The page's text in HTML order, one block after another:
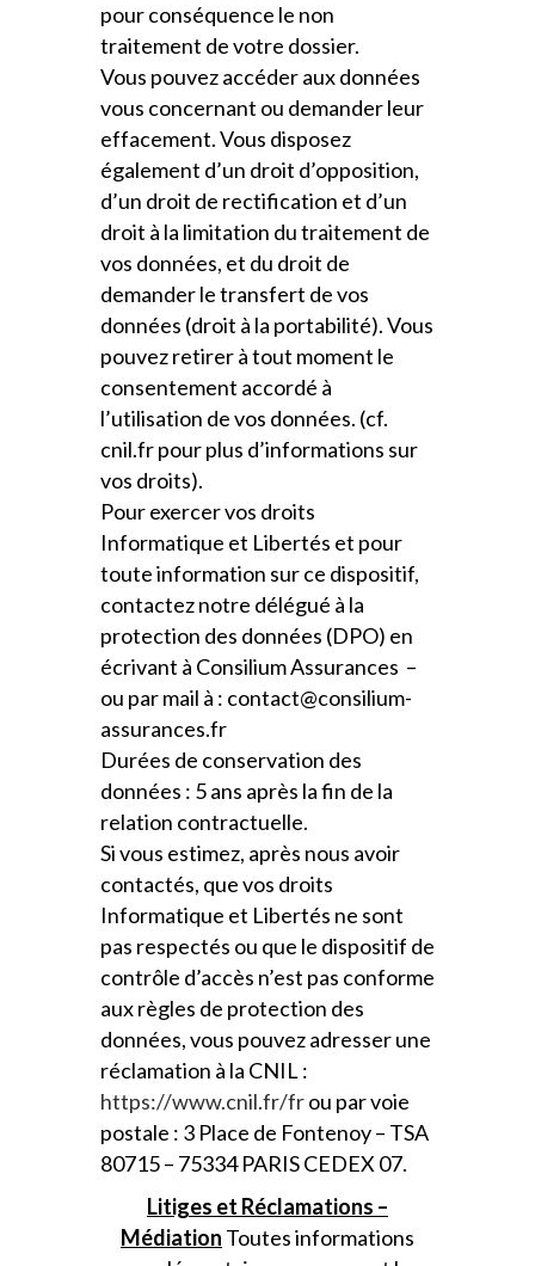
pour conséquence le non
traitement de votre dossier.
Vous pouvez accéder aux données
vous concernant ou demander leur
effacement. Vous disposez
également d’un droit d’opposition,
d’un droit de rectification et d’un
droit à la limitation du traitement de
vos données, et du droit de
demander le transfert de vos
données (droit à la portabilité). Vous
pouvez retirer à tout moment le
consentement accordé à
l’utilisation de vos données. (cf.
cnil.fr pour plus d’informations sur
vos droits).
Pour exercer vos droits
Informatique et Libertés et pour
toute information sur ce dispositif,
contactez notre délégué à la
protection des données (DPO) en
écrivant à Consilium Assurances –
ou par mail à : contact@consilium-
assurances.fr
Durées de conservation des
données : 5 ans après la fin de la
relation contractuelle.
Si vous estimez, après nous avoir
contactés, que vos droits
Informatique et Libertés ne sont
pas respectés ou que le dispositif de
contrôle d’accès n’est pas conforme
aux règles de protection des
données, vous pouvez adresser une
réclamation à la CNIL :
https://www.cnil.fr/frou par voie
postale : 3 Place de Fontenoy – TSA
80715 – 75334 PARIS CEDEX 07.
Litiges et Réclamations –
Médiation Toutes informations